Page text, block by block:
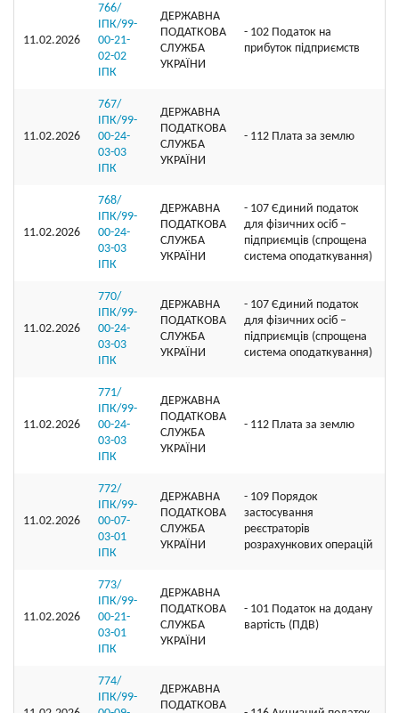
11.02.2026
766/
ІПК/99-
00-21-
02-02
ІПК
ДЕРЖАВНА
ПОДАТКОВА
СЛУЖБА
УКРАЇНИ
- 102 Податок на
прибуток підприємств
11.02.2026
767/
ІПК/99-
00-24-
03-03
ІПК
ДЕРЖАВНА
ПОДАТКОВА
СЛУЖБА
УКРАЇНИ
- 112 Плата за землю
11.02.2026
768/
ІПК/99-
00-24-
03-03
ІПК
ДЕРЖАВНА
ПОДАТКОВА
СЛУЖБА
УКРАЇНИ
- 107 Єдиний податок
для фізичних осіб –
підприємців (спрощена
система оподаткування)
11.02.2026
770/
ІПК/99-
00-24-
03-03
ІПК
ДЕРЖАВНА
ПОДАТКОВА
СЛУЖБА
УКРАЇНИ
- 107 Єдиний податок
для фізичних осіб –
підприємців (спрощена
система оподаткування)
11.02.2026
771/
ІПК/99-
00-24-
03-03
ІПК
ДЕРЖАВНА
ПОДАТКОВА
СЛУЖБА
УКРАЇНИ
- 112 Плата за землю
11.02.2026
772/
ІПК/99-
00-07-
03-01
ІПК
ДЕРЖАВНА
ПОДАТКОВА
СЛУЖБА
УКРАЇНИ
- 109 Порядок
застосування
реєстраторів
розрахункових операцій
11.02.2026
773/
ІПК/99-
00-21-
03-01
ІПК
ДЕРЖАВНА
ПОДАТКОВА
СЛУЖБА
УКРАЇНИ
- 101 Податок на додану
вартість (ПДВ)
774/
ІПК/99-
ДЕРЖАВНА
ПОДАТКОВА